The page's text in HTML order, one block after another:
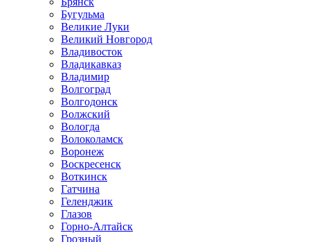
Бугульма
Великие Луки
Великий Новгород
Владивосток
Владикавказ
Владимир
Волгоград
Волгодонск
Волжский
Вологда
Волоколамск
Воронеж
Воскресенск
Воткинск
Гатчина
Геленджик
Глазов
Горно-Алтайск
Грозный